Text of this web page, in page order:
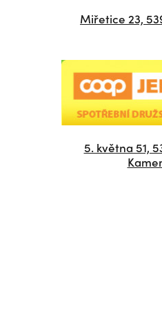
Miřetice 23,
5. května 51,